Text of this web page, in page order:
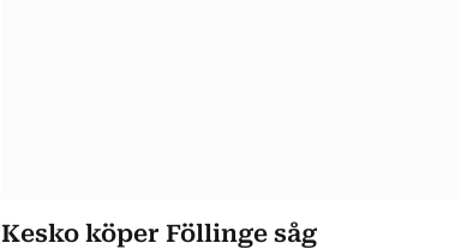
Kesko köper Föllinge såg